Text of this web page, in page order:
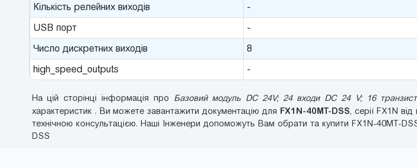
Кількість релейних виходів
-
USB порт
-
Число дискретних виходів
8
high_speed_outputs
-
На цій сторінці інформація про Базовий модуль DC 24V; 24 входи DC 24 V; 16
характеристик . Ви можете завантажити документацію для FX1N-40MT-DSS, серії FX1N
технічною консультацією. Наші Інженери допоможуть Вам обрати та купити FX1N-40MT-
DSS